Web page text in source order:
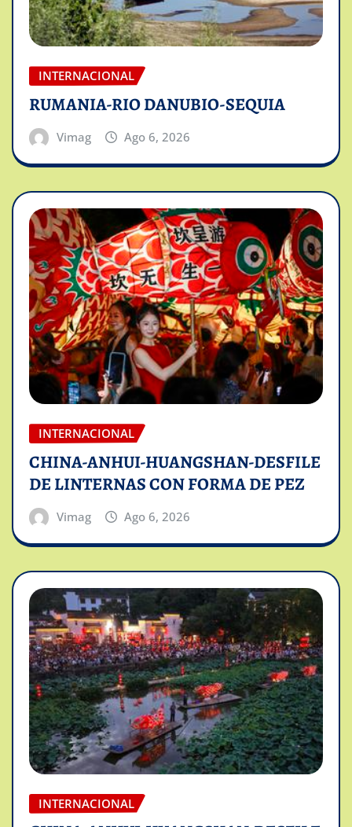
INTERNACIONAL
RUMANIA-RIO DANUBIO-SEQUIA
Vimag Ago 6, 2026
INTERNACIONAL
CHINA-ANHUI-HUANGSHAN-DESFILE
DE LINTERNAS CON FORMA DE PEZ
Vimag Ago 6, 2026
INTERNACIONAL